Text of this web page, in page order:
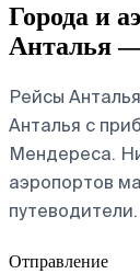
Города и
Анталья
Рейсы
Анталья с
Мендереса.
аэропортов
путеводители.
Отправление